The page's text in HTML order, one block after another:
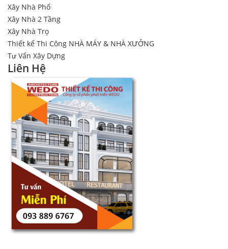
Xây Nhà Phố
Xây Nhà 2 Tầng
Xây Nhà Trọ
Thiết kế Thi Công NHÀ MÁY & NHÀ XƯỞNG
Tư Vấn Xây Dựng
Liên Hệ